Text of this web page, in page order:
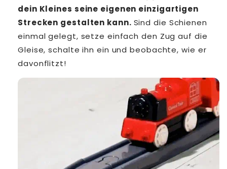
dein Kleines seine eigenen einzigartigen
Strecken gestalten kann. Sind die Schienen
einmal gelegt, setze einfach den Zug auf die
Gleise, schalte ihn ein und beobachte, wie er
davonflitzt!